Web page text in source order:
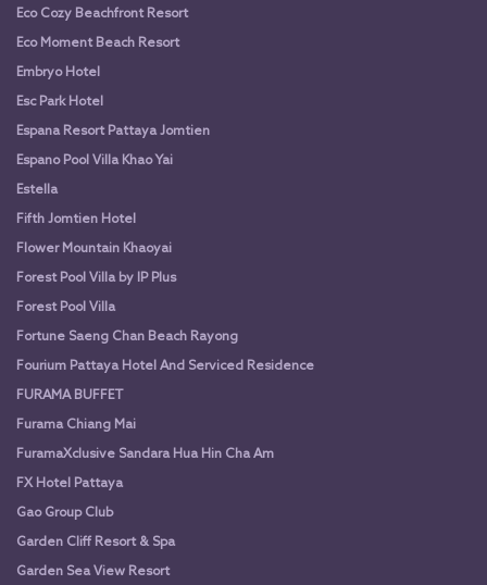
Eco Cozy Beachfront Resort
Eco Moment Beach Resort
Embryo Hotel
Esc Park Hotel
Espana Resort Pattaya Jomtien
Espano Pool Villa Khao Yai
Estella
Fifth Jomtien Hotel
Flower Mountain Khaoyai
Forest Pool Villa by IP Plus
Forest Pool Villa
Fortune Saeng Chan Beach Rayong
Fourium Pattaya Hotel And Serviced Residence
FURAMA BUFFET
Furama Chiang Mai
FuramaXclusive Sandara Hua Hin Cha Am
FX Hotel Pattaya
Gao Group Club
Garden Cliff Resort & Spa
Garden Sea View Resort